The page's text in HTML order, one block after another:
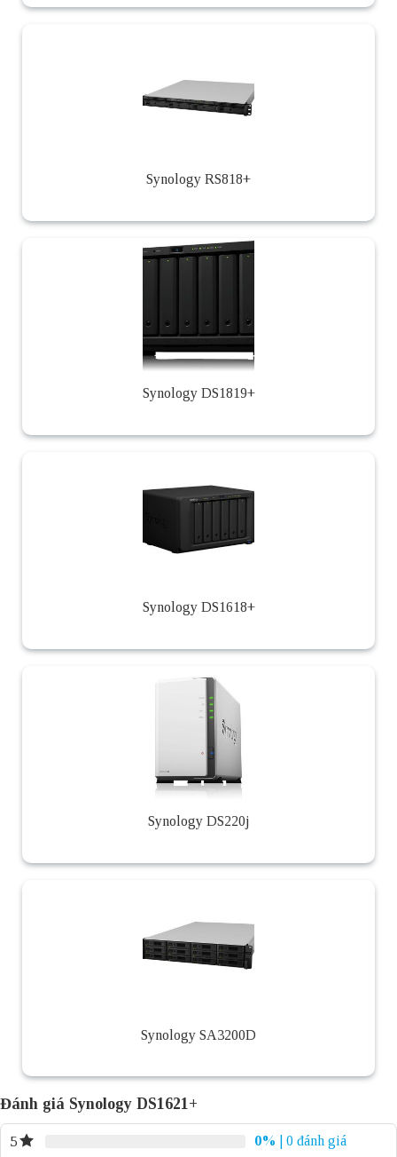
Synology RS818+
Synology DS1819+
Synology DS1618+
Synology DS220j
Synology SA3200D
Đánh giá Synology DS1621+
5 0%
| 0 đánh giá